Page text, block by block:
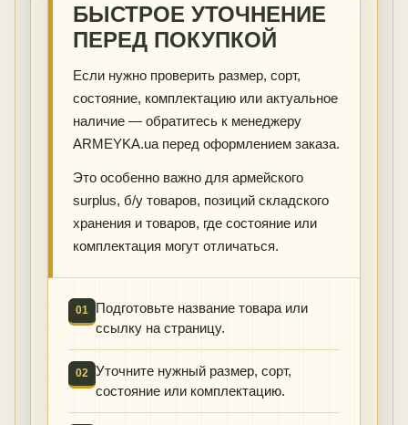
БЫСТРОЕ УТОЧНЕНИЕ
ПЕРЕД ПОКУПКОЙ
Если нужно проверить размер, сорт,
состояние, комплектацию или актуальное
наличие — обратитесь к менеджеру
ARMEYKA.ua перед оформлением заказа.
Это особенно важно для армейского
surplus, б/у товаров, позиций складского
хранения и товаров, где состояние или
комплектация могут отличаться.
01
Подготовьте название товара или
ссылку на страницу.
02 Уточните нужный размер, сорт,
состояние или комплектацию.